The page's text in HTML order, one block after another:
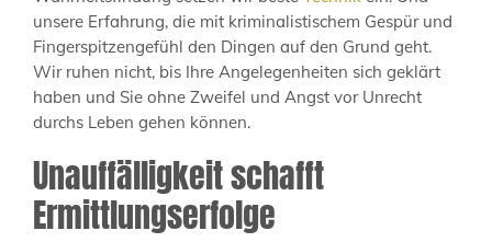
unsere Erfahrung, die mit kriminalistischem Gespür und
Fingerspitzengefühl den Dingen auf den Grund geht.
Wir ruhen nicht, bis Ihre Angelegenheiten sich geklärt
haben und Sie ohne Zweifel und Angst vor Unrecht
durchs Leben gehen können.
Unauffälligkeit schafft
Ermittlungserfolge